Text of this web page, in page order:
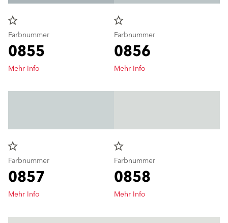
star_border
Farbnummer
0855
Mehr Info
star_border
Farbnummer
0856
Mehr Info
star_border
Farbnummer
0857
Mehr Info
star_border
Farbnummer
0858
Mehr Info